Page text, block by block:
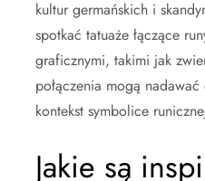
kultur germańskich i
spotkać tatuaże łączące
graficznymi, takimi jak
połączenia mogą
kontekst symbolice
Jakie są